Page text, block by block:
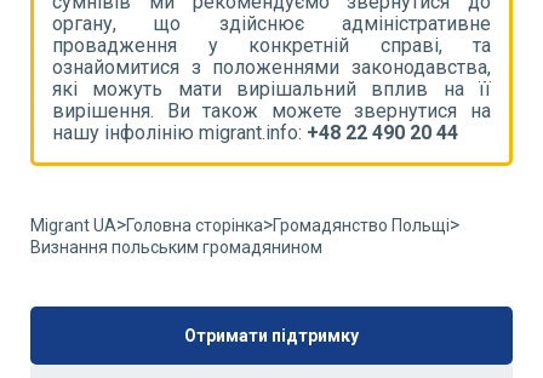
органу, що здійснює адміністративне
провадження у конкретній справі, та
ознайомитися з положеннями законодавства,
які можуть мати вирішальний вплив на її
вирішення. Ви також можете звернутися на
нашу інфолінію migrant.info: +48 22 490 20 44
Migrant UA>Головна сторінка>Громадянство Польщі>
Визнання польським громадянином
Отримати підтримку